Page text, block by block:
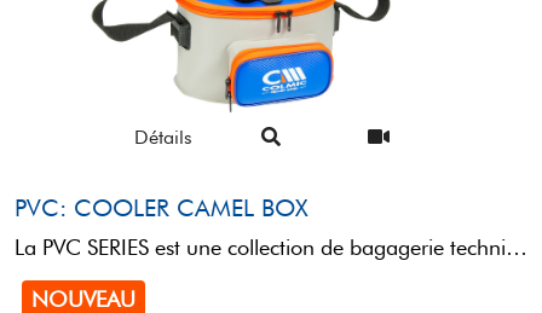
Détails
PVC: COOLER CAMEL BOX
La PVC SERIES est une collection de bagagerie technique conçue pour le transport et le rangement de ...
NOUVEAU